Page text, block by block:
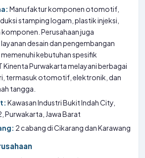
Manufaktur komponen otomotif,
stamping logam, plastik injeksi,
Perusahaan juga
desain dan pengembangan
kebutuhan spesifik
Kinenta Purwakarta melayani berbagai
termasuk otomotif, elektronik, dan
tangga.
Kawasan Industri Bukit Indah City,
Purwakarta, Jawa Barat
2 cabang di Cikarang dan Karawang